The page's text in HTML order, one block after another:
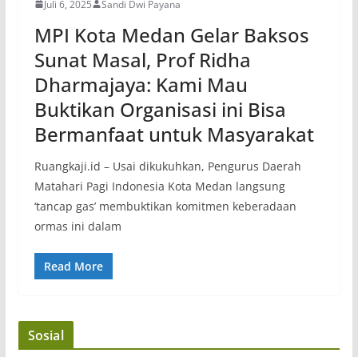
Juli 6, 2025 Sandi Dwi Payana
MPI Kota Medan Gelar Baksos
Sunat Masal, Prof Ridha
Dharmajaya: Kami Mau
Buktikan Organisasi ini Bisa
Bermanfaat untuk Masyarakat
Ruangkaji.id – Usai dikukuhkan, Pengurus Daerah
Matahari Pagi Indonesia Kota Medan langsung
‘tancap gas’ membuktikan komitmen keberadaan
ormas ini dalam
Read More
Sosial